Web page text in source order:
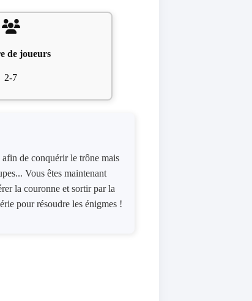
de joueurs
2-7
de conquérir le trône mais
Vous êtes maintenant
la couronne et sortir par la
pour résoudre les énigmes !